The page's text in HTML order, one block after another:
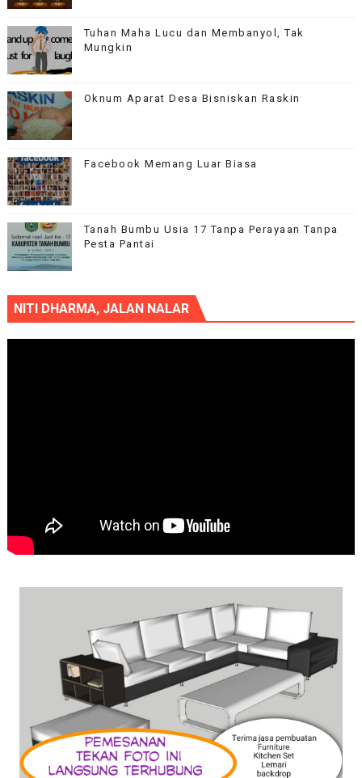
Tuhan Maha Lucu dan Membanyol, Tak
Mungkin
Oknum Aparat Desa Bisniskan Raskin
Facebook Memang Luar Biasa
Tanah Bumbu Usia 17 Tanpa Perayaan Tanpa
Pesta Pantai
NITI DHARMA, JALAN NALAR